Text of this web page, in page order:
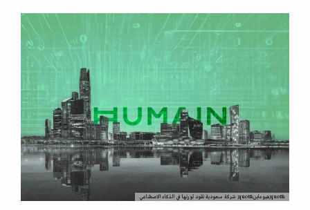
&quot;هيوماين&quot; شركة سعودية تقود ثورتها في الذكاء الاصطناعي